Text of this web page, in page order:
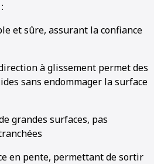
et sûre, assurant la confiance
à glissement permet des
sans endommager la surface
grandes surfaces, pas
en pente, permettant de sortir